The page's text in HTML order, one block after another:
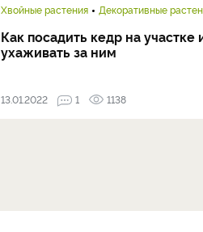
Хвойные растения Декоративные
Как посадить кедр на участке
ухаживать за ним
13.01.2022 1 1138